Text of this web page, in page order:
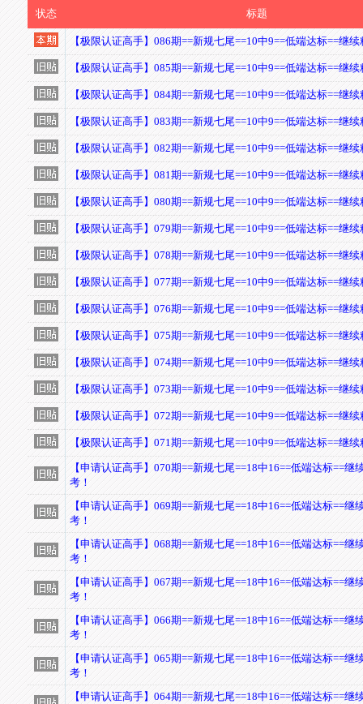
状态 标题
【极限认证高手】086期==新规七尾==10中9==低端达标==继
【极限认证高手】085期==新规七尾==10中9==低端达标==继
【极限认证高手】084期==新规七尾==10中9==低端达标==继
【极限认证高手】083期==新规七尾==10中9==低端达标==继
【极限认证高手】082期==新规七尾==10中9==低端达标==继
【极限认证高手】081期==新规七尾==10中9==低端达标==继
【极限认证高手】080期==新规七尾==10中9==低端达标==继
【极限认证高手】079期==新规七尾==10中9==低端达标==继
【极限认证高手】078期==新规七尾==10中9==低端达标==继
【极限认证高手】077期==新规七尾==10中9==低端达标==继
【极限认证高手】076期==新规七尾==10中9==低端达标==继
【极限认证高手】075期==新规七尾==10中9==低端达标==继
【极限认证高手】074期==新规七尾==10中9==低端达标==继
【极限认证高手】073期==新规七尾==10中9==低端达标==继
【极限认证高手】072期==新规七尾==10中9==低端达标==继
【极限认证高手】071期==新规七尾==10中9==低端达标==继
【申请认证高手】070期==新规七尾==18中16==低端达标==继
考！
【申请认证高手】069期==新规七尾==18中16==低端达标==继
考！
【申请认证高手】068期==新规七尾==18中16==低端达标==继
考！
【申请认证高手】067期==新规七尾==18中16==低端达标==继
考！
【申请认证高手】066期==新规七尾==18中16==低端达标==继
考！
【申请认证高手】065期==新规七尾==18中16==低端达标==继
考！
【申请认证高手】064期==新规七尾==18中16==低端达标==继